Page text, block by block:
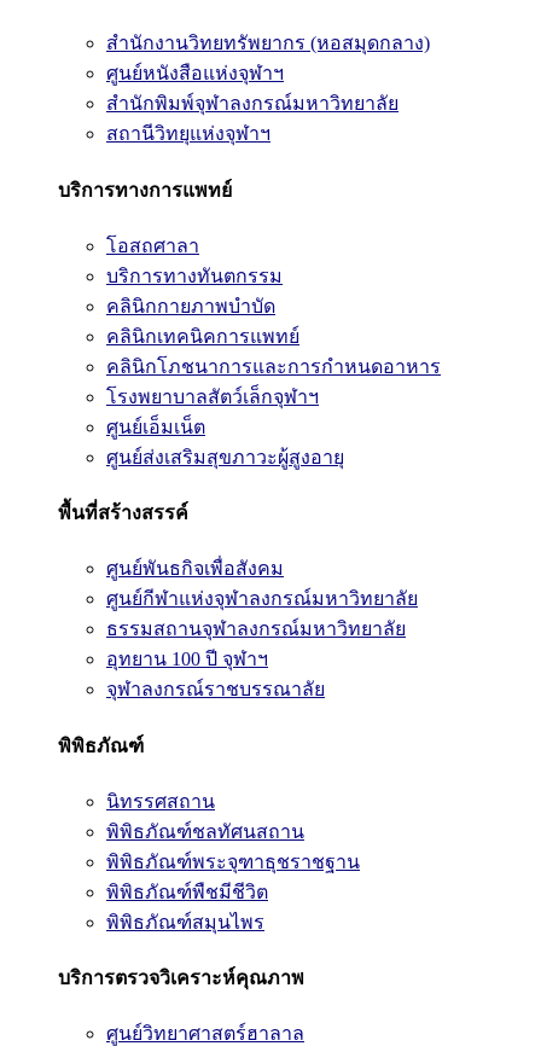
สำนักงานวิทยทรัพยากร (หอสมุดกลาง)
ศูนย์หนังสือแห่งจุฬาฯ
สำนักพิมพ์จุฬาลงกรณ์มหาวิทยาลัย
สถานีวิทยุแห่งจุฬาฯ
บริการทางการแพทย์
โอสถศาลา
บริการทางทันตกรรม
คลินิกกายภาพบำบัด
คลินิกเทคนิคการแพทย์
คลินิกโภชนาการและการกำหนดอาหาร
โรงพยาบาลสัตว์เล็กจุฬาฯ
ศูนย์เอ็มเน็ต
ศูนย์ส่งเสริมสุขภาวะผู้สูงอายุ
พื้นที่สร้างสรรค์
ศูนย์พันธกิจเพื่อสังคม
ศูนย์กีฬาแห่งจุฬาลงกรณ์มหาวิทยาลัย
ธรรมสถานจุฬาลงกรณ์มหาวิทยาลัย
อุทยาน 100 ปี จุฬาฯ
จุฬาลงกรณ์ราชบรรณาลัย
พิพิธภัณฑ์
นิทรรศสถาน
พิพิธภัณฑ์ชลทัศนสถาน
พิพิธภัณฑ์พระจุฑาธุชราชฐาน
พิพิธภัณฑ์พืชมีชีวิต
พิพิธภัณฑ์สมุนไพร
บริการตรวจวิเคราะห์คุณภาพ
ศูนย์วิทยาศาสตร์ฮาลาล